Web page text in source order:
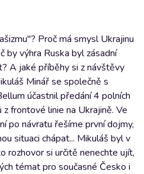
Proč má smysl Ukrajinu
by výhra Ruska byl zásadní
A jaké příběhy si z návštěvy
Minář se společně s
účastnil předání 4 polních
frontové linie na Ukrajině. Ve
po návratu řešíme první dojmy,
situaci chápat... Mikuláš byl v
rozhovor si určitě nenechte ujít,
témat pro současné Česko i